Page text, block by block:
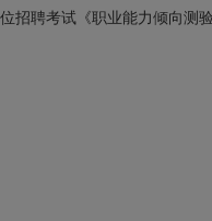
招聘考试《职业能力倾向测